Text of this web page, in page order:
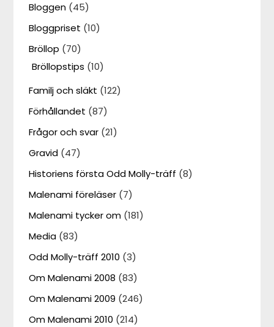
Bloggen (45)
Bloggpriset (10)
Bröllop (70)
Bröllopstips (10)
Familj och släkt (122)
Förhållandet (87)
Frågor och svar (21)
Gravid (47)
Historiens första Odd Molly-träff (8)
Malenami föreläser (7)
Malenami tycker om (181)
Media (83)
Odd Molly-träff 2010 (3)
Om Malenami 2008 (83)
Om Malenami 2009 (246)
Om Malenami 2010 (214)